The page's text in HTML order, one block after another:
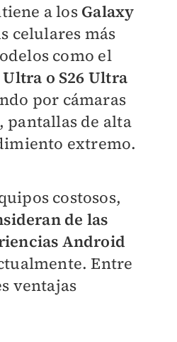
a los Galaxy
celulares más
como el
Ultra o S26 Ultra
por cámaras
pantallas de alta
extremo.
costosos,
de las
Android
Entre
ventajas